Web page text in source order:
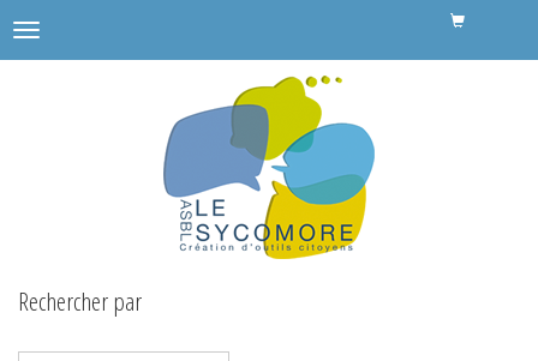
Menu
de
Rechercher par
RECHERCHE